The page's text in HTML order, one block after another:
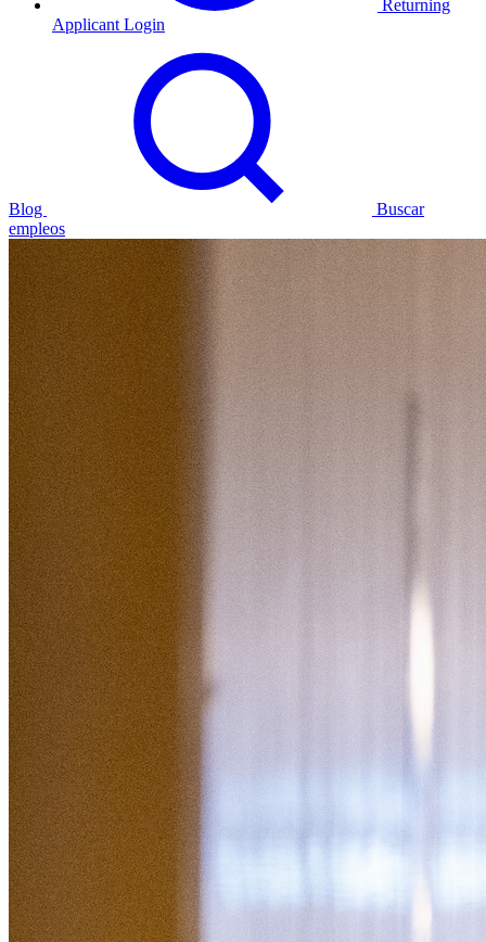
Returning
Applicant Login
Blog
Buscar
empleos